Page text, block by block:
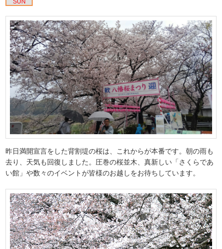
SUN
昨日満開宣言をした背割堤の桜は、これからが本番です。朝の雨も
去り、天気も回復しました。圧巻の桜並木、真新しい「さくらであ
い館」や数々のイベントが皆様のお越しをお待ちしています。